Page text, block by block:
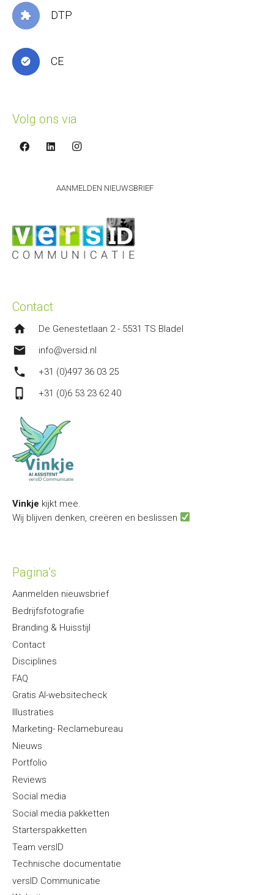
extension DTP
check_circle CE
Volg ons via
AANMELDEN NIEUWSBRIEF
Contact
home De Genestetlaan 2 - 5531 TS Bladel
mail info@versid.nl
phone +31 (0)497 36 03 25
phone_iphone +31 (0)6 53 23 62 40
Vinkje kijkt mee.
Wij blijven denken, creëren en beslissen
Pagina’s
Aanmelden nieuwsbrief
Bedrijfsfotografie
Branding & Huisstijl
Contact
Disciplines
FAQ
Gratis AI-websitecheck
Illustraties
Marketing- Reclamebureau
Nieuws
Portfolio
Reviews
Social media
Social media pakketten
Starterspakketten
Team versID
Technische documentatie
versID Communicatie